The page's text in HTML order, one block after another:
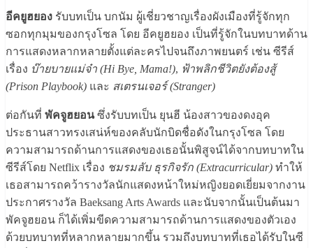
อีคยูฮยอง รับบทเป็น บกนัม ผู้เชี่ยวชาญเรื่องผังเมืองที่รู้จักทุก
ซอกทุกมุมของกรุงโซล โดย อีคยูฮยอง เป็นที่รู้จักในบทบาทด้าน
การแสดงหลากหลายตั้งแต่ละครไปจนถึงภาพยนตร์ เช่น ซีรีส์
เรื่อง บ๊ายบายแม่จ๋า (Hi Bye, Mama!), ฟ้าพลิกชีวิตยังต้องสู้
(Prison Playbook) และ สเตรนเจอร์ (Stranger)
ต่อกันที่ พัคจูฮยอนซึ่งรับบทเป็น ยุนฮี น้องสาวของดงอุค
ประธานสาวทรงเสน่ห์ของคลับนักบิดชื่อดังในกรุงโซล โดย
ความสามารถด้านการแสดงของเธอนั้นพิสูจน์ได้จากบทบาทใน
ซีรีส์โดย Netflix เรื่อง ชมรมลับ ธุรกิจรัก (Extracurricular) ทำให้
เธอสามารถคว้ารางวัลนักแสดงหน้าใหม่หญิงยอดเยี่ยมจากงาน
ประกาศรางวัล Baeksang Arts Awards และนับจากนั้นเป็นต้นมา
พัคจูฮยอน ก็ได้เพิ่มขีดความสามารถด้านการแสดงของตัวเอง
ด้วยบทบาทที่หลากหลายมากขึ้น รวมถึงบทบาทที่เธอได้รับในซี